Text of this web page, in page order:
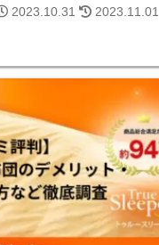
2023.10.31
2023.11.01